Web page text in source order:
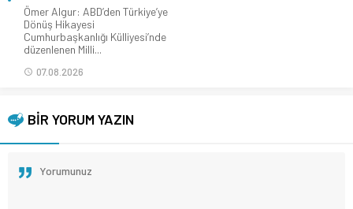
Ömer Algur: ABD’den Türkiye’ye
Dönüş Hikayesi
Cumhurbaşkanlığı Külliyesi’nde
düzenlenen Milli...
07.08.2026
BİR YORUM YAZIN